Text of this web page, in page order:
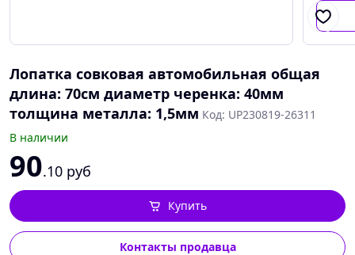
Лопатка совковая автомобильная общая
длина: 70см диаметр черенка: 40мм
толщина металла: 1,5мм Код: UP230819-26311
В наличии
90.10 руб
Контакты продавца
Купить